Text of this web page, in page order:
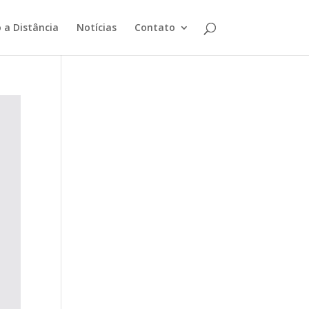
a Distância Notícias Contato